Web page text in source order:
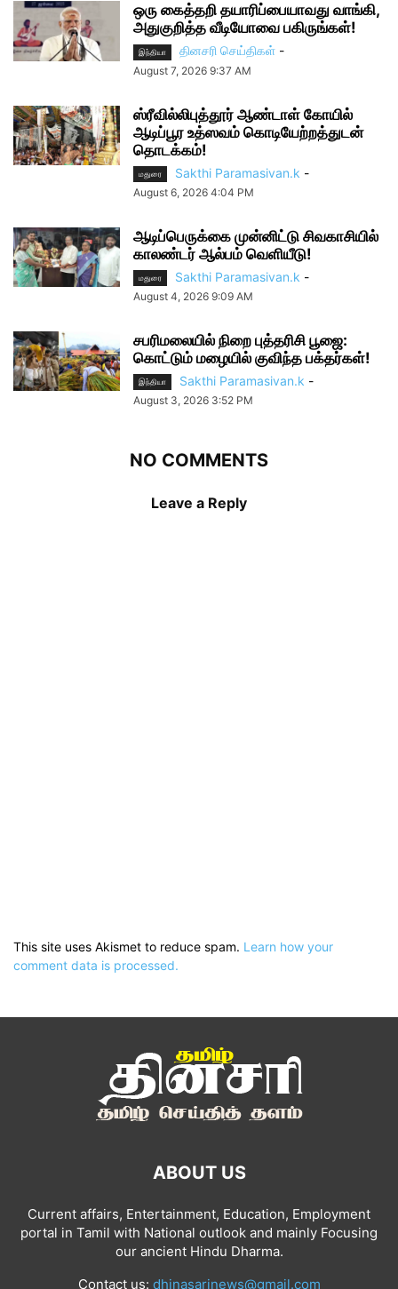
ஒரு கைத்தறி தயாரிப்பையாவது வாங்கி,
அதுகுறித்த வீடியோவை பகிருங்கள்!
இந்தியா தினசரி செய்திகள் -
August 7, 2026 9:37 AM
ஸ்ரீவில்லிபுத்தூர் ஆண்டாள் கோயில்
ஆடிப்பூர உத்ஸவம் கொடியேற்றத்துடன்
தொடக்கம்!
மதுரை Sakthi Paramasivan.k -
August 6, 2026 4:04 PM
ஆடிப்பெருக்கை முன்னிட்டு சிவகாசியில்
காலண்டர் ஆல்பம் வெளியீடு!
மதுரை Sakthi Paramasivan.k -
August 4, 2026 9:09 AM
சபரிமலையில் நிறை புத்தரிசி பூஜை:
கொட்டும் மழையில் குவிந்த பக்தர்கள்!
இந்தியா Sakthi Paramasivan.k -
August 3, 2026 3:52 PM
NO COMMENTS
Leave a Reply
This site uses Akismet to reduce spam. Learn how your
comment data is processed.
ABOUT US
Current affairs, Entertainment, Education, Employment
portal in Tamil with National outlook and mainly Focusing
our ancient Hindu Dharma.
Contact us: dhinasarinews@gmail.com